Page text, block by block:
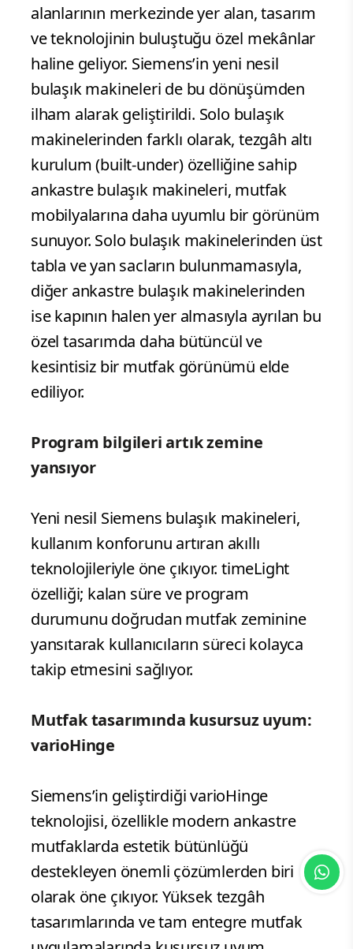
alanlarının merkezinde yer alan, tasarım
ve teknolojinin buluştuğu özel mekânlar
haline geliyor. Siemens’in yeni nesil
bulaşık makineleri de bu dönüşümden
ilham alarak geliştirildi. Solo bulaşık
makinelerinden farklı olarak, tezgâh altı
kurulum (built-under) özelliğine sahip
ankastre bulaşık makineleri, mutfak
mobilyalarına daha uyumlu bir görünüm
sunuyor. Solo bulaşık makinelerinden üst
tabla ve yan sacların bulunmamasıyla,
diğer ankastre bulaşık makinelerinden
ise kapının halen yer almasıyla ayrılan bu
özel tasarımda daha bütüncül ve
kesintisiz bir mutfak görünümü elde
ediliyor.
Program bilgileri artık zemine
yansıyor
Yeni nesil Siemens bulaşık makineleri,
kullanım konforunu artıran akıllı
teknolojileriyle öne çıkıyor. timeLight
özelliği; kalan süre ve program
durumunu doğrudan mutfak zeminine
yansıtarak kullanıcıların süreci kolayca
takip etmesini sağlıyor.
Mutfak tasarımında kusursuz uyum:
varioHinge
Siemens’in geliştirdiği varioHinge
teknolojisi, özellikle modern ankastre
mutfaklarda estetik bütünlüğü
destekleyen önemli çözümlerden biri
olarak öne çıkıyor. Yüksek tezgâh
tasarımlarında ve tam entegre mutfak